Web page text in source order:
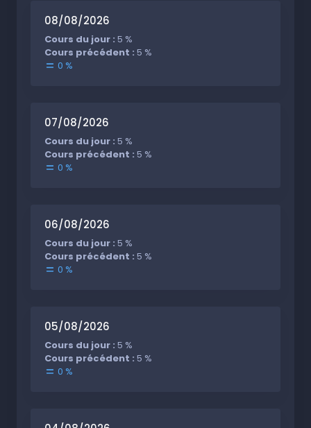
08/08/2026
Cours du jour : 5 %
Cours précédent : 5 %
0 %
07/08/2026
Cours du jour : 5 %
Cours précédent : 5 %
0 %
06/08/2026
Cours du jour : 5 %
Cours précédent : 5 %
0 %
05/08/2026
Cours du jour : 5 %
Cours précédent : 5 %
0 %